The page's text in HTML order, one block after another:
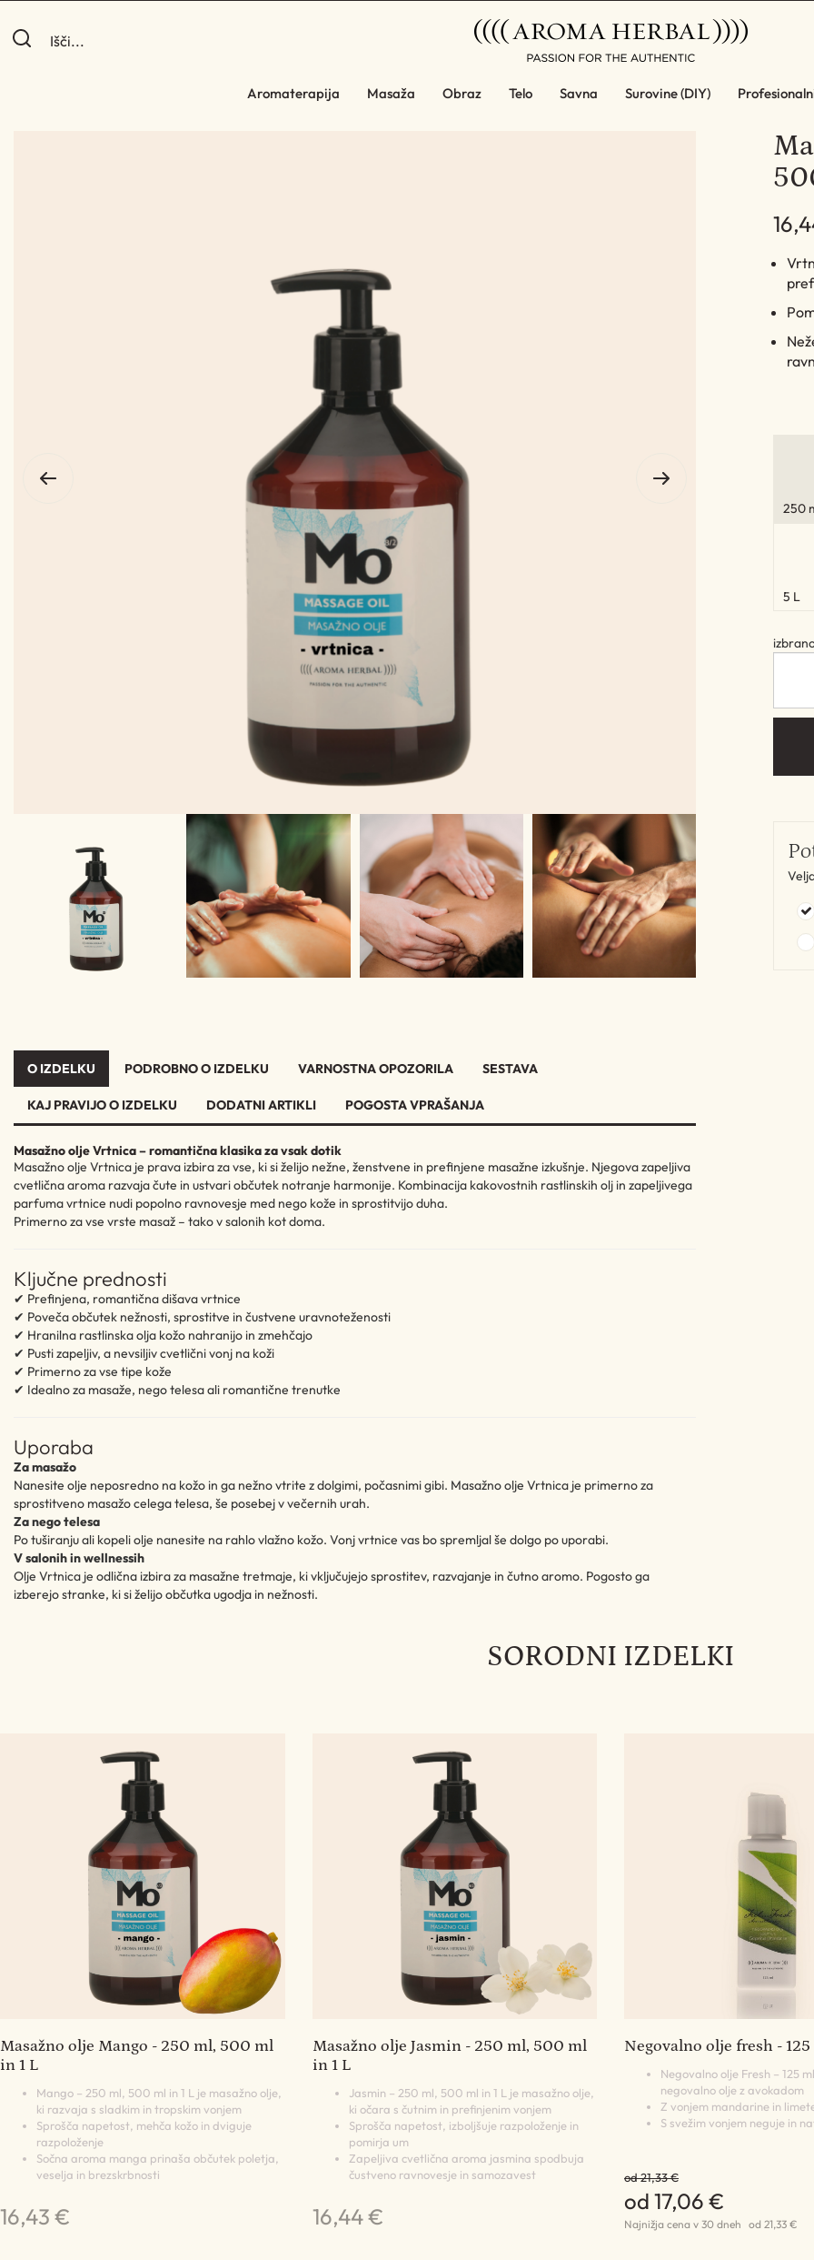
Aromaterapija Masaža Obraz Telo Savna Surovine (DIY)
O IZDELKU PODROBNO O IZDELKU VARNOSTNA OPOZORILA SESTAVA
KAJ PRAVIJO O IZDELKU DODATNI ARTIKLI POGOSTA VPRAŠANJA
Masažno olje Vrtnica – romantična klasika za vsak dotik
Masažno olje Vrtnica je prava izbira za vse, ki si želijo nežne, ženstvene in prefinjene masažne izkušnje. Njegova zapeljiva
cvetlična aroma razvaja čute in ustvari občutek notranje harmonije. Kombinacija kakovostnih rastlinskih olj in zapeljivega
parfuma vrtnice nudi popolno ravnovesje med nego kože in sprostitvijo duha.
Primerno za vse vrste masaž – tako v salonih kot doma.
Ključne prednosti
✔ Prefinjena, romantična dišava vrtnice
✔ Poveča občutek nežnosti, sprostitve in čustvene uravnoteženosti
✔ Hranilna rastlinska olja kožo nahranijo in zmehčajo
✔ Pusti zapeljiv, a nevsiljiv cvetlični vonj na koži
✔ Primerno za vse tipe kože
✔ Idealno za masaže, nego telesa ali romantične trenutke
Uporaba
Za masažo
Nanesite olje neposredno na kožo in ga nežno vtrite z dolgimi, počasnimi gibi. Masažno olje Vrtnica je primerno za
sprostitveno masažo celega telesa, še posebej v večernih urah.
Za nego telesa
Po tuširanju ali kopeli olje nanesite na rahlo vlažno kožo. Vonj vrtnice vas bo spremljal še dolgo po uporabi.
V salonih in wellnessih
Olje Vrtnica je odlična izbira za masažne tretmaje, ki vključujejo sprostitev, razvajanje in čutno aromo. Pogosto ga
izberejo stranke, ki si želijo občutka ugodja in nežnosti.
250
5 L
SORODNI IZDELKI
Masažno olje Mango - 250 ml, 500 ml
in 1 L
Mango – 250 ml, 500 ml in 1 L je masažno olje,
ki razvaja s sladkim in tropskim vonjem
Sprošča napetost, mehča kožo in dviguje
razpoloženje
Sočna aroma manga prinaša občutek poletja,
veselja in brezskrbnosti
16,43 €
Masažno olje Jasmin - 250 ml, 500 ml
in 1 L
Jasmin – 250 ml, 500 ml in 1 L je masažno olje,
ki očara s čutnim in prefinjenim vonjem
Sprošča napetost, izboljšuje razpoloženje in
pomirja um
Zapeljiva cvetlična aroma jasmina spodbuja
čustveno ravnovesje in samozavest
16,44 €
Negovalno olje fresh -
Negovalno olje Fresh – 125
negovalno olje z avokadom
Z vonjem mandarine in
S svežim vonjem neguje in
od 21,33 €
od 17,06 €
Najnižja cena v 30 dneh od 21,33 €